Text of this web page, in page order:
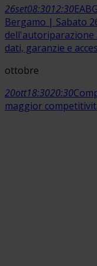
26set08:3012:30
Bergamo | Sabato
dell'autoriparazione
dati, garanzie e
ottobre
20ott18:3020:30
maggior